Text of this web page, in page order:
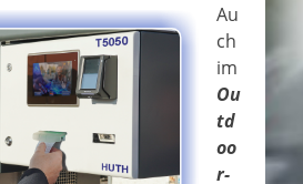
Au
ch
im
Ou
td
oo
r-